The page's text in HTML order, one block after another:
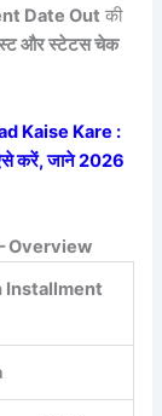
Date Out की
और स्टेटस चेक
Kaise Kare :
करें, जाने 2026
Overview
Installment